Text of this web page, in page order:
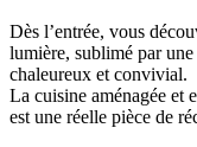
Dès l’entrée, vous
lumière, sublimé par
chaleureux et convivial.
La cuisine aménagée et
est une réelle pièce de